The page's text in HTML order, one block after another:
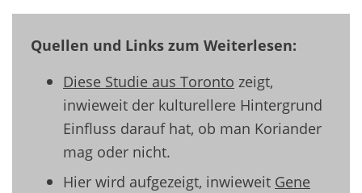
Quellen und Links zum Weiterlesen:
Diese Studie aus Toronto zeigt,
inwieweit der kulturellere Hintergrund
Einfluss darauf hat, ob man Koriander
mag oder nicht.
Hier wird aufgezeigt, inwieweit Gene